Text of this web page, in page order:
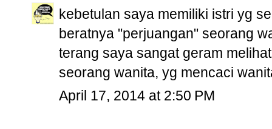
kebetulan saya memiliki istri yg
beratnya "perjuangan" seorang
terang saya sangat geram
seorang wanita, yg mencaci
April 17, 2014 at 2:50 PM